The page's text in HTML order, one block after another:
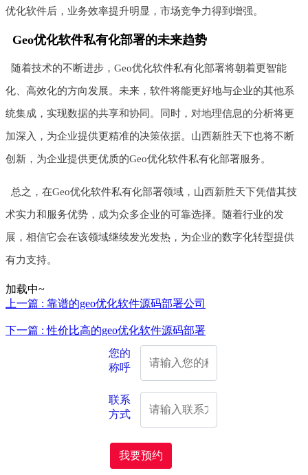
优化软件后，业务效率提升明显，市场竞争力得到增强。
Geo优化软件私有化部署的未来趋势
随着技术的不断进步，Geo优化软件私有化部署将朝着更智能
化、高效化的方向发展。未来，软件将能更好地与企业的其他系
统集成，实现数据的共享和协同。同时，对地理信息的分析将更
加深入，为企业提供更精准的决策依据。山西新胜天下也将不断
创新，为企业提供更优质的Geo优化软件私有化部署服务。
总之，在Geo优化软件私有化部署领域，山西新胜天下凭借其技
术实力和服务优势，成为众多企业的可靠选择。随着行业的发
展，相信它会在该领域继续发光发热，为企业的数字化转型提供
有力支持。
加载中~
上一篇 : 靠谱的geo优化软件源码部署公司
下一篇 : 性价比高的geo优化软件源码部署
您的
称呼
联系
方式
我要预约